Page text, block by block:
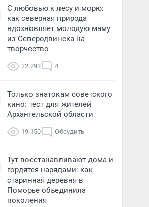
С любовью к лесу и морю:
как северная природа
вдохновляет молодую маму
из Северодвинска на
творчество
22 293 4
Только знатокам советского
кино: тест для жителей
Архангельской области
19 150 Обсудить
Тут восстанавливают дома и
гордятся нарядами: как
старинная деревня в
Поморье объединила
поколения